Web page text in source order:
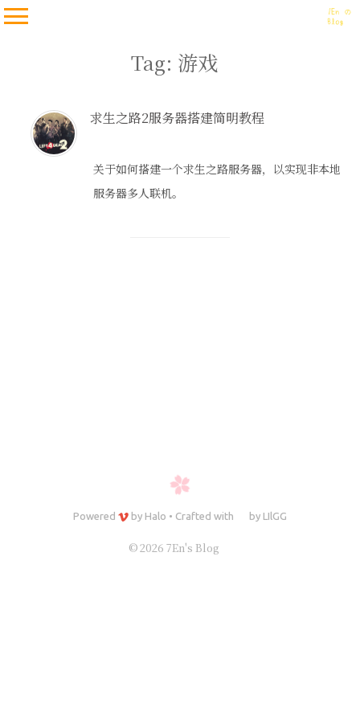
Tag: 游戏
求生之路2服务器搭建简明教程
关于如何搭建一个求生之路服务器，以实现非本地
服务器多人联机。
Powered by Halo • Crafted with by LIlGG
© 2026 7En's Blog